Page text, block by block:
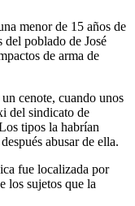
menor de 15 años de
del poblado de José
de arma de
cenote, cuando unos
del sindicato de
tipos la habrían
abusar de ella.
fue localizada por
los sujetos que la